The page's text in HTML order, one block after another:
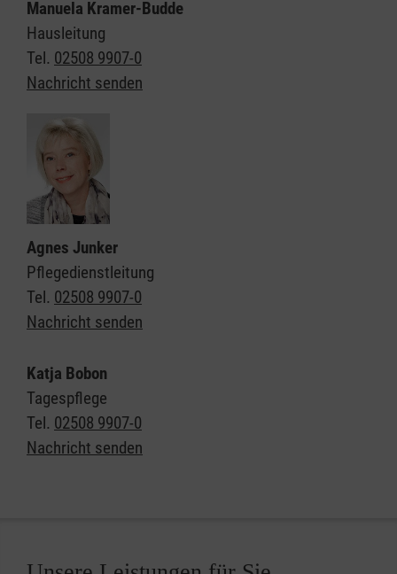
Manuela Kramer-Budde
Hausleitung
Tel. 02508 9907-0
Nachricht senden
Agnes Junker
Pflegedienstleitung
Tel. 02508 9907-0
Nachricht senden
Katja Bobon
Tagespflege
Tel. 02508 9907-0
Nachricht senden